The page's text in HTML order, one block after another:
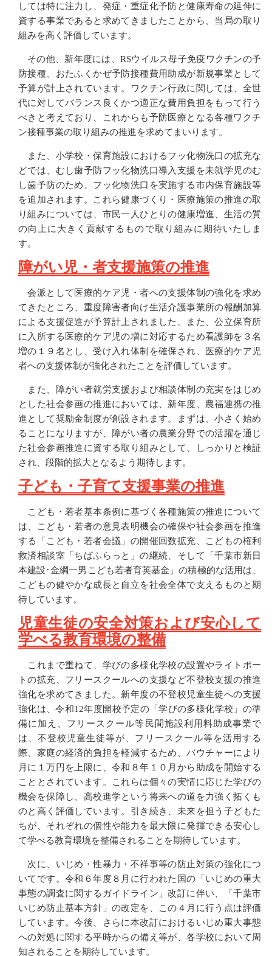
しては特に注力し、発症・重症化予防と健康寿命の延伸に
資する事業であると求めてきましたことから、当局の取り
組みを高く評価しています。
その他、新年度には、RSウイルス母子免疫ワクチンの予
防接種、おたふくかぜ予防接種費用助成が新規事業として
予算が計上されています。ワクチン行政に関しては、全世
代に対してバランス良くかつ適正な費用負担をもって行う
べきと考えており、これからも予防医療となる各種ワクチ
ン接種事業の取り組みの推進を求めてまいります。
また、小学校・保育施設におけるフッ化物洗口の拡充な
どでは、むし歯予防フッ化物洗口導入支援を未就学児のむ
し歯予防のため、フッ化物洗口を実施する市内保育施設等
を追加されます。これら健康づくり・医療施策の推進の取
り組みについては、市民一人ひとりの健康増進、生活の質
の向上に大きく貢献するもので取り組みに期待いたしま
す。
障がい児・者支援施策の推進
会派として医療的ケア児・者への支援体制の強化を求め
てきたところ、重度障害者向け生活介護事業所の報酬加算
による支援促進が予算計上されました。また、公立保育所
に入所する医療的ケア児の増に対応するため看護師を３名
増の１９名とし、受け入れ体制を確保され、医療的ケア児
者への支援体制が強化されたことを評価しています。
また、障がい者就労支援および相談体制の充実をはじめ
とした社会参画の推進においては、新年度、農福連携の推
進として奨励金制度が創設されます。まずは、小さく始め
ることになりますが、障がい者の農業分野での活躍を通じ
た社会参画推進に資する取り組みとして、しっかりと検証
され、段階的拡大となるよう期待します。
子ども・子育て支援事業の推進
こども・若者基本条例に基づく各種施策の推進について
は、こども・若者の意見表明機会の確保や社会参画を推進
する「こども・若者会議」の開催回数拡充、こどもの権利
救済相談室「ちばふらっと」の継続、そして「千葉市新日
本建設･金綱一男こども若者育英基金」の積極的な活用は、
こどもの健やかな成長と自立を社会全体で支えるものと期
待しています。
児童生徒の安全対策および安心して
学べる教育環境の整備
これまで重ねて、学びの多様化学校の設置やライトポー
トの拡充、フリースクールへの支援など不登校支援の推進
強化を求めてきました。新年度の不登校児童生徒への支援
強化は、令和12年度開校予定の「学びの多様化学校」の準
備に加え、フリースクール等民間施設利用料助成事業で
は、不登校児童生徒等が、フリースクール等を活用する
際、家庭の経済的負担を軽減するため、バウチャーにより
月に１万円を上限に、令和８年１０月から助成を開始する
こととされています。これらは個々の実情に応じた学びの
機会を保障し、高校進学という将来への道を力強く拓くも
のと高く評価しています。引き続き、未来を担う子どもた
ちが、それぞれの個性や能力を最大限に発揮できる安心し
て学べる教育環境を整備されることを期待しています。
次に、いじめ・性暴力・不祥事等の防止対策の強化につ
いてです。令和６年度８月に行われた国の「いじめの重大
事態の調査に関するガイドライン」改訂に伴い、「千葉市
いじめ防止基本方針」の改定を、この４月に行う点は評価
しています。今後、さらに本改訂におけるいじめ重大事態
への対処に関する平時からの備え等が、各学校において周
知されることを期待しています。